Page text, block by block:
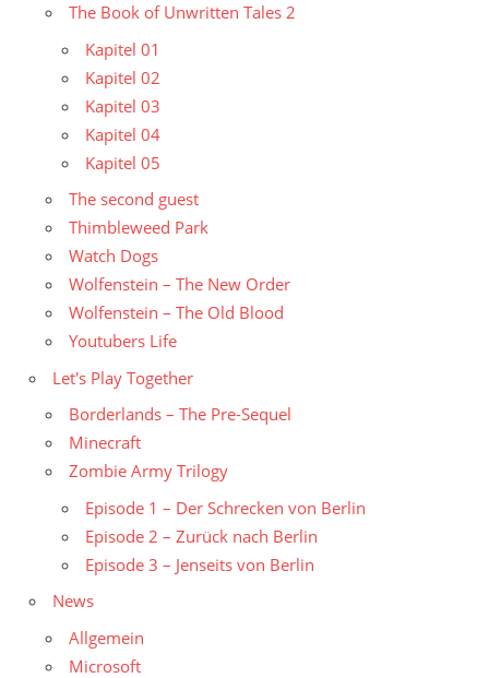
The Book of Unwritten Tales 2
Kapitel 01
Kapitel 02
Kapitel 03
Kapitel 04
Kapitel 05
The second guest
Thimbleweed Park
Watch Dogs
Wolfenstein – The New Order
Wolfenstein – The Old Blood
Youtubers Life
Let's Play Together
Borderlands – The Pre-Sequel
Minecraft
Zombie Army Trilogy
Episode 1 – Der Schrecken von Berlin
Episode 2 – Zurück nach Berlin
Episode 3 – Jenseits von Berlin
News
Allgemein
Microsoft